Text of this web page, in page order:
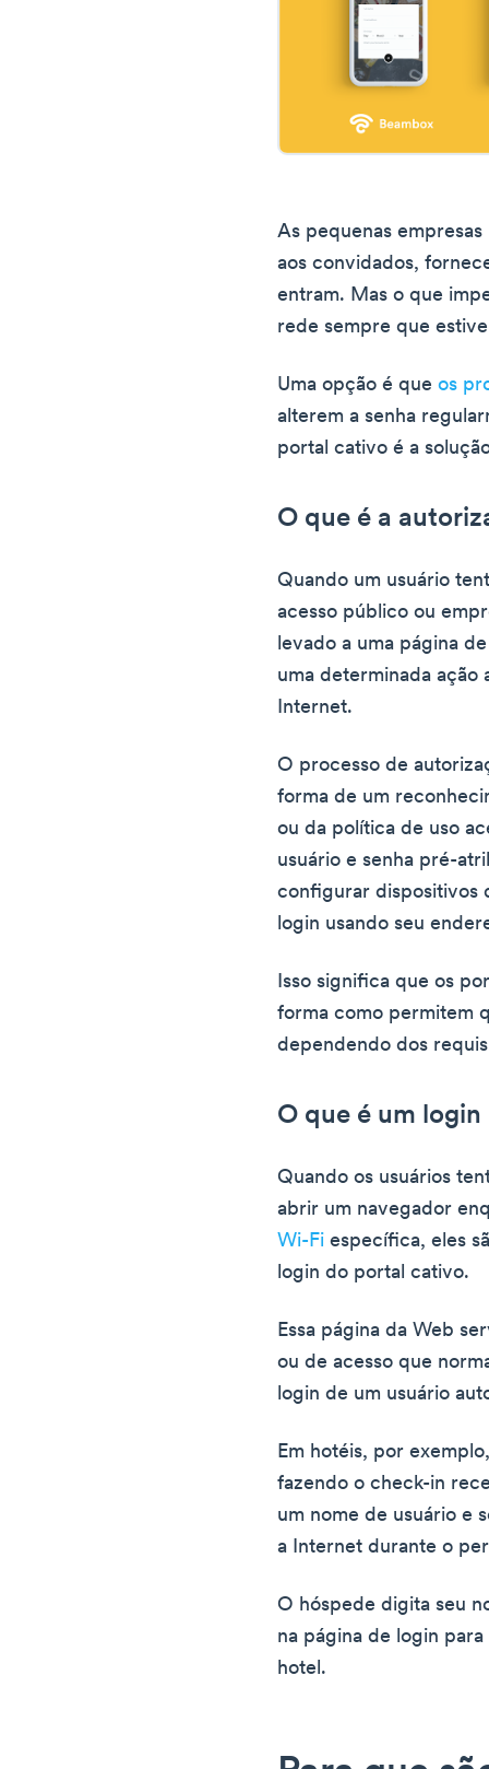
As pequenas
aos convidados,
entram. Mas o que
rede sempre que
Uma opção é queos
alterem a senha
portal cativo é a
O que é a
Quando um usuário
acesso público ou
levado a uma página
uma determinada ação
Internet.
O processo de
forma de um
ou da política de uso
usuário e senha pré-
configurar dispositivos
login usando seu
Isso significa que os
forma como permitem
dependendo dos
O que é um
Quando os usuários
abrir um navegador
Wi-Fi específica, eles
login do portal cativo.
Essa página da Web
ou de acesso que
login de um usuário
Em hotéis, por
fazendo o check-in
um nome de usuário e
a Internet durante o
O hóspede digita seu
na página de login
hotel.